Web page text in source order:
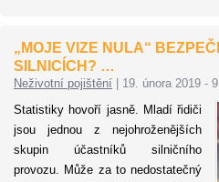
„MOJE VIZE NULA“
SILNICÍCH? …
Neživotní pojištění 19. února 2019 -
Statistiky hovoří jasně. Mladí řidiči
jsou jednou z nejohroženějších
skupin účastníků silničního
provozu. Může za to nedostatečný